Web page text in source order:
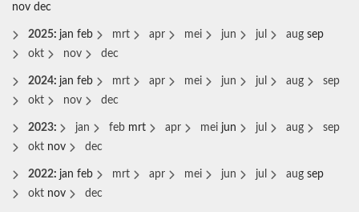
nov dec
2025: jan feb mrt apr mei jun jul aug sep
okt
nov dec
2024: jan feb mrt apr mei jun jul aug
sep
okt
nov dec
2023: jan feb mrt apr mei jun jul aug
sep
okt nov dec
2022: jan feb mrt apr mei jun jul aug sep
okt nov dec